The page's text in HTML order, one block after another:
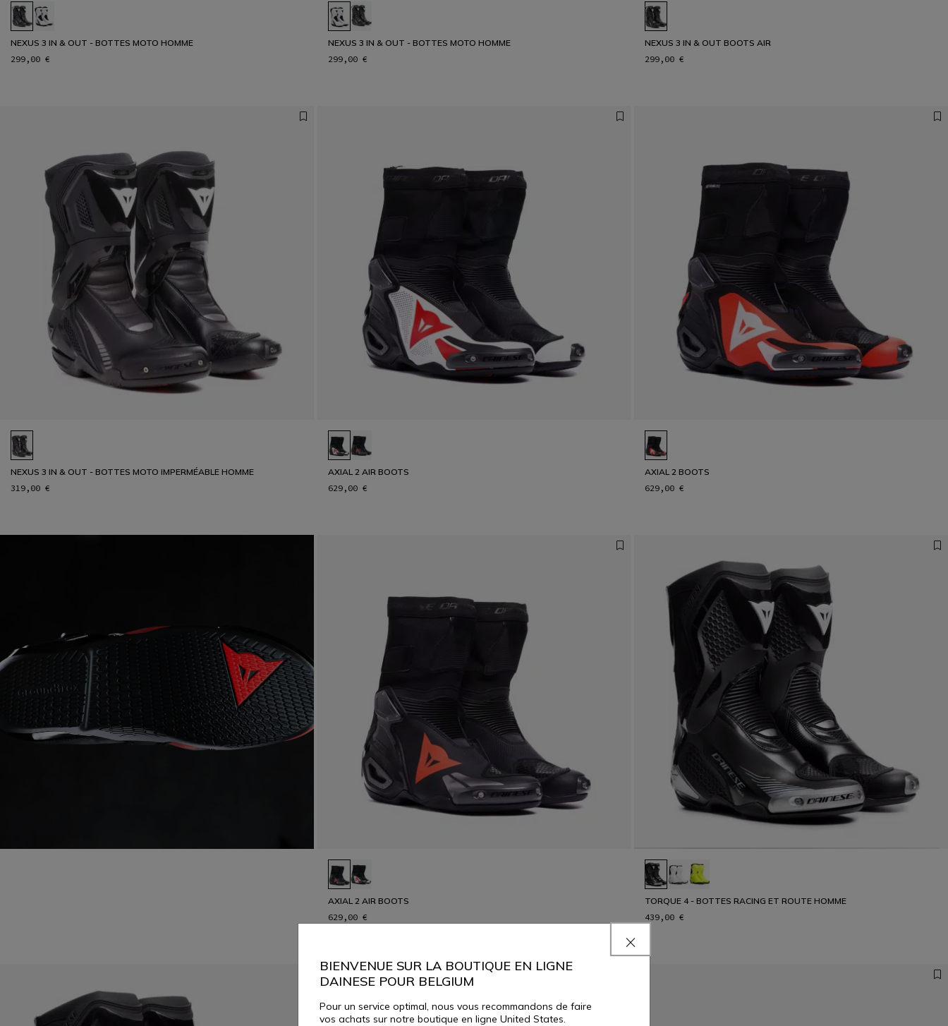
NEXUS 3 IN & OUT - BOTTES MOTO HOMME
299,00 €
NEXUS 3 IN & OUT - BOTTES MOTO HOMME
299,00 €
NEXUS 3 IN & OUT BOOTS AIR
299,00 €
NEXUS 3 IN & OUT - BOTTES MOTO IMPERMÉABLE HOMME
319,00 €
AXIAL 2 AIR BOOTS
629,00 €
AXIAL 2 BOOTS
629,00 €
AXIAL 2 AIR BOOTS
629,00 €
TORQUE 4 - BOTTES RACING ET ROUTE HOMME
439,00 €
BIENVENUE SUR LA BOUTIQUE EN LIGNE
DAINESE POUR BELGIUM
Pour un service optimal, nous vous recommandons de faire
vos achats sur notre boutique en ligne United States.